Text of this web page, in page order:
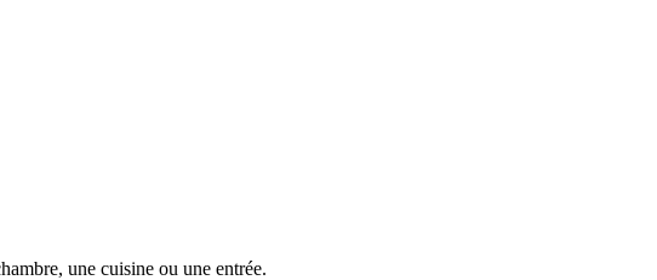
une cuisine ou une entrée.